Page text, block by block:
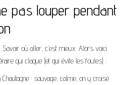
pas louper pendant
Savoir où aller, c’est mieux. Alors voici
qui claque (et qui évite les foules) :
: sauvage, calme, on y croise